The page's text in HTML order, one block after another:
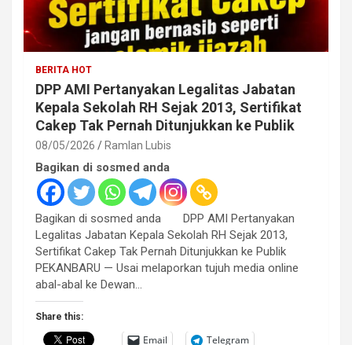
BERITA HOT
DPP AMI Pertanyakan Legalitas Jabatan
Kepala Sekolah RH Sejak 2013, Sertifikat
Cakep Tak Pernah Ditunjukkan ke Publik
08/05/2026 Ramlan Lubis
Bagikan di sosmed anda
Bagikan di sosmed anda DPP AMI Pertanyakan
Legalitas Jabatan Kepala Sekolah RH Sejak 2013,
Sertifikat Cakep Tak Pernah Ditunjukkan ke Publik
PEKANBARU — Usai melaporkan tujuh media online
abal-abal ke Dewan…
Share this:
Email
Telegram